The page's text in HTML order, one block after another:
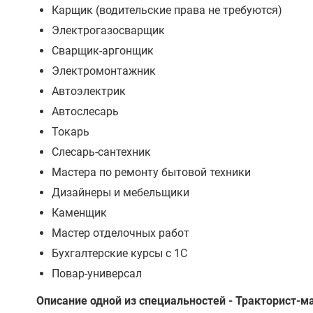
Карщик (водительские права не требуются)
Электрогазосварщик
Сварщик-аргонщик
Электромонтажник
Автоэлектрик
Автослесарь
Токарь
Слесарь-сантехник
Мастера по ремонту бытовой техники
Дизайнеры и мебельщики
Каменщик
Мастер отделочных работ
Бухгалтерские курсы с 1С
Повар-универсал
Описание одной из специальностей - Тракторист-